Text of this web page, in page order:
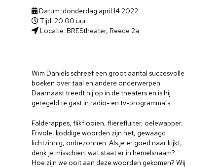
Wim Daniëls schreef een groot aantal succesvolle
boeken over taal en andere onderwerpen.
Daarnaast treedt hij op in de theaters en is hij
geregeld te gast in radio- en tv-programma’s.
Falderappes, flikflooien, flierefluiter, oelewapper.
Frivole, koddige woorden zijn het, gewaagd
lichtzinnig, onbezonnen. Als je er goed naar kijkt,
denk je misschien: wat staat er in hemelsnaam?
Hoe zijn we ooit aan deze woorden gekomen? Wij
Datum: donderdag april 14 2022
Tijd: 20:00 uur
Locatie: BREStheater, Reede 2a